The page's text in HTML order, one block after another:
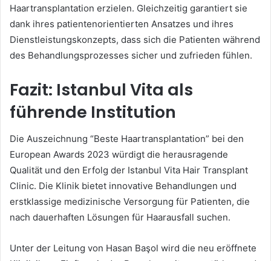
Haartransplantation erzielen. Gleichzeitig garantiert sie
dank ihres patientenorientierten Ansatzes und ihres
Dienstleistungskonzepts, dass sich die Patienten während
des Behandlungsprozesses sicher und zufrieden fühlen.
Fazit: Istanbul Vita als
führende Institution
Die Auszeichnung “Beste Haartransplantation” bei den
European Awards 2023 würdigt die herausragende
Qualität und den Erfolg der Istanbul Vita Hair Transplant
Clinic. Die Klinik bietet innovative Behandlungen und
erstklassige medizinische Versorgung für Patienten, die
nach dauerhaften Lösungen für Haarausfall suchen.
Unter der Leitung von Hasan Başol wird die neu eröffnete